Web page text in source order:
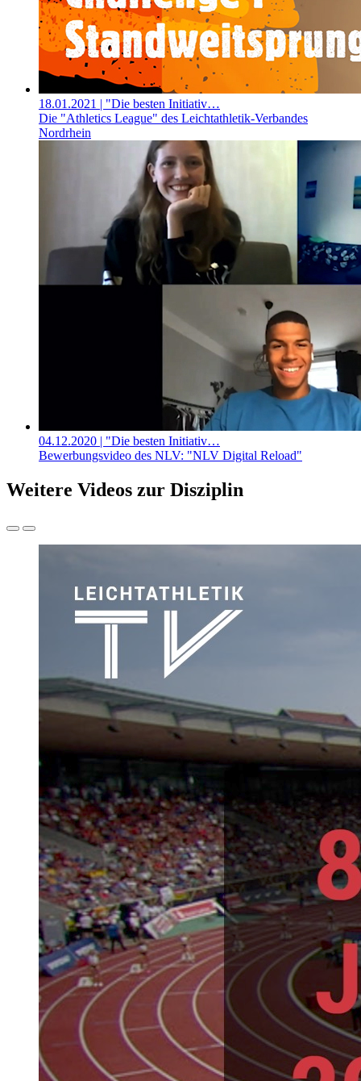
18.01.2021 | "Die besten Initiativ…
Die "Athletics League" des Leichtathletik-Verbandes
Nordrhein
04.12.2020 | "Die besten Initiativ…
Bewerbungsvideo des NLV: "NLV Digital Reload"
Weitere Videos zur Disziplin